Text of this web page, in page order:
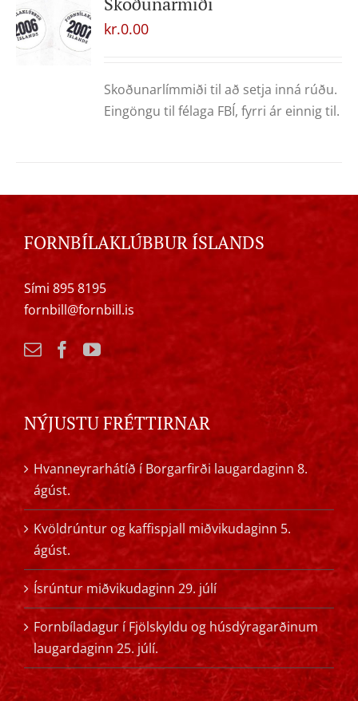
kr.0.00
Skoðunarlímmiði til að setja inná rúðu.
Eingöngu til félaga FBÍ, fyrri ár einnig til.
FORNBÍLAKLÚBBUR ÍSLANDS
Sími 895 8195
fornbill@fornbill.is
NÝJUSTU FRÉTTIRNAR
Hvanneyrarhátíð í Borgarfirði laugardaginn 8.
ágúst.
Kvöldrúntur og kaffispjall miðvikudaginn 5.
ágúst.
Ísrúntur miðvikudaginn 29. júlí
Fornbíladagur í Fjölskyldu og húsdýragarðinum
laugardaginn 25. júlí.